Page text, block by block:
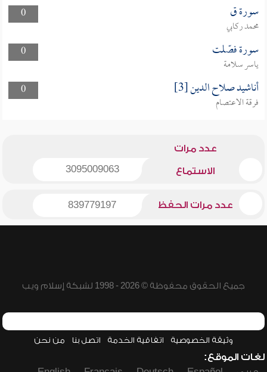
0
سورة ق
محمد ركابي
0
سورة فصّلت
ياسر سلامة
0
أناشيد صلاح الدين [3]
فرقة الاعتصام
عدد مرات
الاستماع 3095009063
عدد مرات الحفظ 839779197
جميع الحقوق محفوظة © 2026 - 1998 لشبكة إسلام ويب
وثيقة الخصوصية اتفاقية الخدمة اتصل بنا من نحن
لغات الموقع: